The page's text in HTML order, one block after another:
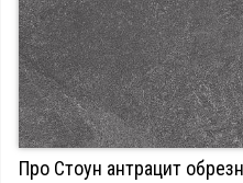
Про Стоун антрацит